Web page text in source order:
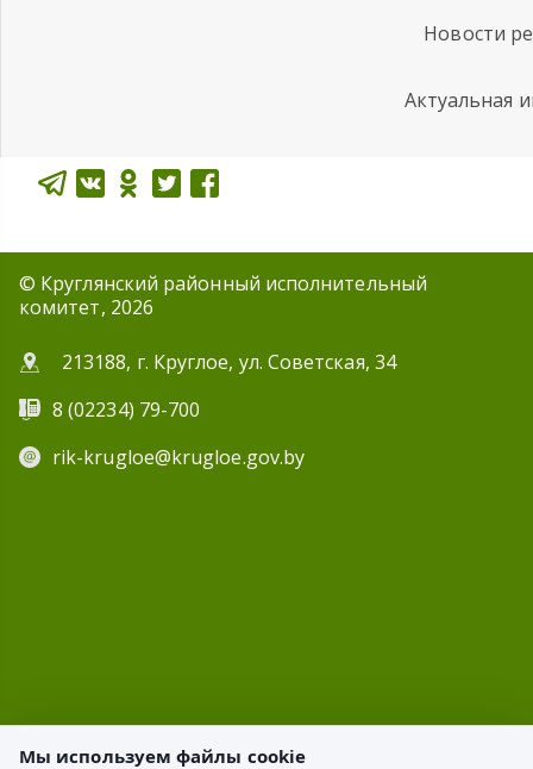
Новости
Актуальная
© Круглянский районный исполнительный
комитет, 2026
213188, г. Круглое, ул. Советская, 34
8 (02234) 79-700
rik-krugloe@krugloe.gov.by
Мы используем файлы cookie